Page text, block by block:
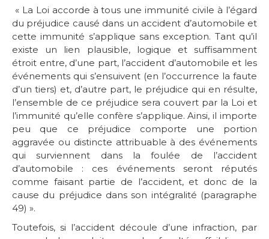
« La Loi accorde à tous une immunité civile à l’égard
du préjudice causé dans un accident d’automobile et
cette immunité s’applique sans exception. Tant qu’il
existe un lien plausible, logique et suffisamment
étroit entre, d’une part, l’accident d’automobile et les
événements qui s’ensuivent (en l’occurrence la faute
d’un tiers) et, d’autre part, le préjudice qui en résulte,
l’ensemble de ce préjudice sera couvert par la Loi et
l’immunité qu’elle confère s’applique. Ainsi, il importe
peu que ce préjudice comporte une portion
aggravée ou distincte attribuable à des événements
qui surviennent dans la foulée de l’accident
d’automobile : ces événements seront réputés
comme faisant partie de l’accident, et donc de la
cause du préjudice dans son intégralité (paragraphe
49) ».
Toutefois, si l’accident découle d’une infraction, par